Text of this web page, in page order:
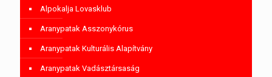
Alpokalja Lovasklub
Aranypatak Asszonykórus
Aranypatak Kulturális Alapítvány
Aranypatak Vadásztársaság